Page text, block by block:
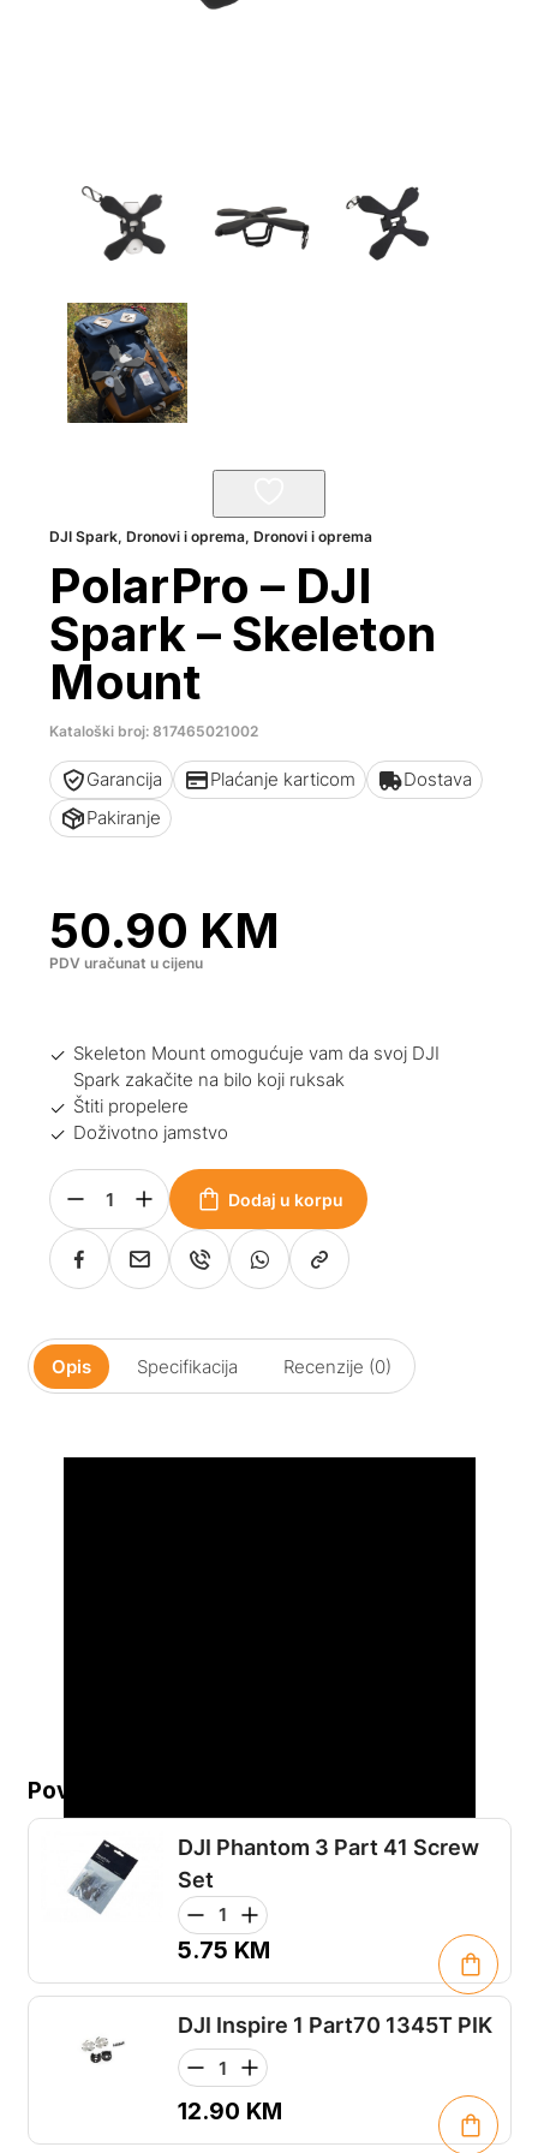
DJI Spark,Dronovi i oprema,Dronovi i oprema
PolarPro – DJI
Spark – Skeleton
Mount
Kataloški broj: 817465021002
Garancija Plaćanje karticom
Dostava
Pakiranje
50.90 KM
PDV uračunat u cijenu
Skeleton Mount omogućuje vam da svoj DJI
Spark zakačite na bilo koji ruksak
Štiti propelere
Doživotno jamstvo
Dodaj u korpu
Opis Specifikacija Recenzije (0)
Povezani proizvodi...
DJI Phantom 3 Part 41 Screw
Set
5.75 KM
DJI Inspire 1 Part70 1345T PIK
12.90 KM